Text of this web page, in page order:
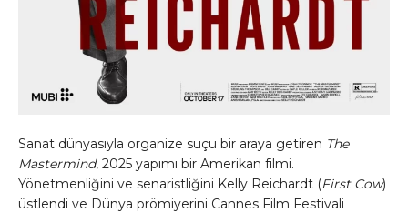
Sanat dünyasıyla organize suçu bir araya getiren The
Mastermind, 2025 yapımı bir Amerikan filmi.
Yönetmenliğini ve senaristliğini Kelly Reichardt (First Cow)
üstlendi ve Dünya prömiyerini Cannes Film Festivali